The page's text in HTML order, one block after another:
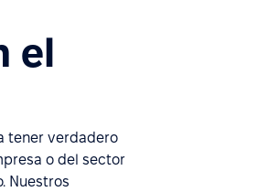
el
tener verdadero
o del sector
Nuestros